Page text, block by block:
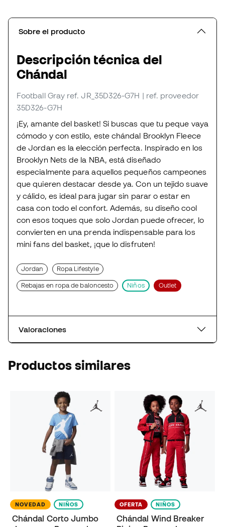
Sobre el producto
Descripción técnica del
Chándal
Football Gray ref. JR_35D326-G7H | ref. proveedor
35D326-G7H
¡Ey, amante del basket! Si buscas que tu peque vaya
cómodo y con estilo, este chándal Brooklyn Fleece
de Jordan es la elección perfecta. Inspirado en los
Brooklyn Nets de la NBA, está diseñado
especialmente para aquellos pequeños campeones
que quieren destacar desde ya. Con un tejido suave
y cálido, es ideal para jugar sin parar o estar en
casa con todo el confort. Además, su diseño cool
con esos toques que solo Jordan puede ofrecer, lo
convierten en una prenda indispensable para los
mini fans del basket, ¡que lo disfruten!
Jordan Ropa Lifestyle
Rebajas en ropa de baloncesto Niños Outlet
Valoraciones
Productos similares
NOVEDAD NIÑOS
Chándal Corto Jumbo
OFERTA NIÑOS
Chándal Wind Breaker